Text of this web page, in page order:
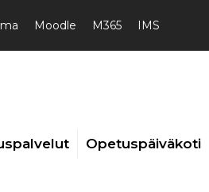
Moodle M365 IMS
Opetuspäiväkoti